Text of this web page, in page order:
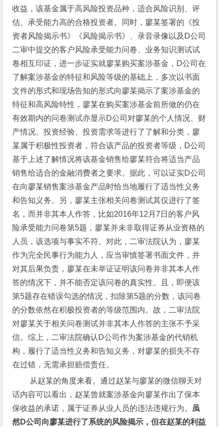
收益，该基金属于高风险投资品种，适合风险识别、评
估、承受能力高的合格投资者。同时，廖某签署的《投
资者风险揭示书》《风险揭示书》、录音录像以及D公司
二审中提交的客户风险承受能力问卷、业务知识测试试
卷相互印证，进一步证实就廖某购买案涉基金，D公司在
了解案涉基金的特征和风险等级的基础上，多次以书面
文件的形式和现场告知的形式向廖某揭示了案涉基金的
特征和高风险特性，廖某在购买案涉基金前所做的仍在
有效期内的问卷测试亦显示D公司对廖某的个人情况、财
产情况、投资经验、投资需求等进行了了解和分类，廖
某属于积极性投资者，符合该产品的投资者等级，D公司
基于上述了解情况将该基金销售给廖某符合将适当产品
销售给适合的金融消费者之要求。据此，可以证实D公司
在向廖某销售案涉基金产品时恰当地履行了适当性义务
和告知义务。另，廖某主张相关问卷测试其仅进行了签
名，而并非其本人作答，比如2016年12月7日的客户风
险承受能力问卷第5题，廖某并未非取得证券从业资格的
人员，该选项与事实不符。对此，二审法院认为，廖某
作为完全民事行为能力人，应当审慎签署书面文件，并
对其后果负责，廖某在未举证证明该问卷并非其本人作
答的情况下，并不能否定该问卷的真实性。且，即便该
第5题存在错误勾选的情况，扣除第5题的分数，该问卷
的分数依然在积极投资者的等级范围内。故，二审法院
对廖某关于相关问卷测试并非其本人作答的主张不予采
信。综上，二审法院确认D公司作为案涉基金的代销机
构，履行了适当性义务和告知义务，对廖某的损失不存
在过错，无需承担赔偿责任。
从赵某的角度来看。通过赵某与廖某的微信聊天对
话内容可以看出，赵某曾就案涉基金向廖某作出了保本
保收益的承诺，属于证券从业人员的违法违规行为。 虽
然D公司向廖某进行了系统的风险揭示，但在赵某的利益